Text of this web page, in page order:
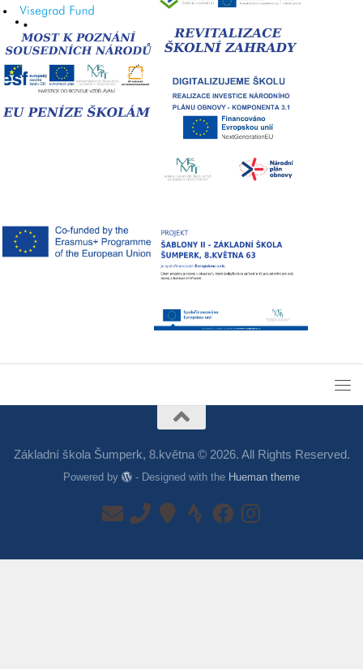
Základní škola Šumperk, 8.května © 2026. All Rights Reserved.
Powered by - Designed with the Hueman theme